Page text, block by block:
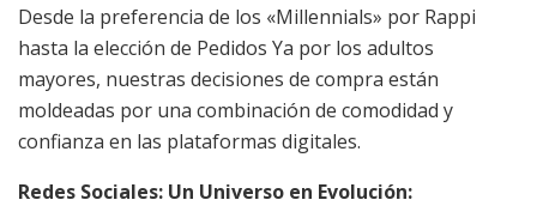
Desde la preferencia de los «Millennials» por Rappi
hasta la elección de Pedidos Ya por los adultos
mayores, nuestras decisiones de compra están
moldeadas por una combinación de comodidad y
confianza en las plataformas digitales.
Redes Sociales: Un Universo en Evolución: